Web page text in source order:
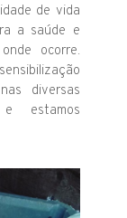
de vida
a saúde e
ocorre.
diversas
estamos